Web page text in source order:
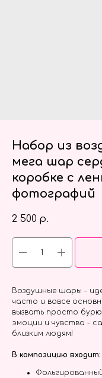
Набор из
мега шар
коробке с
фотографий
2 500 р.
Воздушные шары -
часто и вовсе
вызвать просто
эмоции и чувства -
близким людям!
В композицию входит: